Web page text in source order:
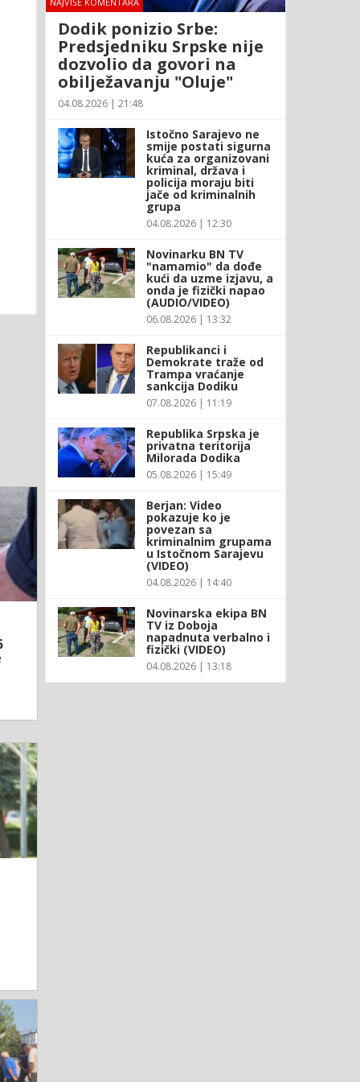
Dodik ponizio Srbe:
Predsjedniku Srpske nije
dozvolio da govori na
obilježavanju "Oluje"
04.08.2026 | 21:48
Istočno Sarajevo ne
smije postati sigurna
kuća za organizovani
kriminal, država i
policija moraju biti
jače od kriminalnih
grupa
04.08.2026 | 12:30
Novinarku BN TV
"namamio" da dođe
kući da uzme izjavu, a
onda je fizički napao
(AUDIO/VIDEO)
06.08.2026 | 13:32
Republikanci i
Demokrate traže od
Trampa vraćanje
sankcija Dodiku
07.08.2026 | 11:19
Republika Srpska je
privatna teritorija
Milorada Dodika
05.08.2026 | 15:49
Berjan: Video
pokazuje ko je
povezan sa
kriminalnim grupama
u Istočnom Sarajevu
(VIDEO)
04.08.2026 | 14:40
Novinarska ekipa BN
TV iz Doboja
napadnuta verbalno i
fizički (VIDEO)
04.08.2026 | 13:18